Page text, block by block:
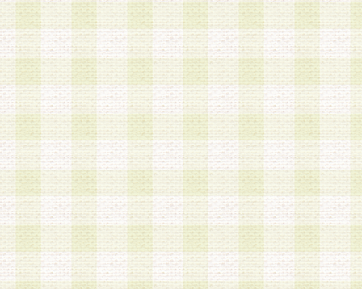
3.会員登録希望者が18歳未満、成年被後見人、被
人 である場合は、親権者などの法定代理人の同
録を行うものとします。なお、義務教育学齢に該
者については、登録時に 当社が別途定める方法
権者による承認手続きを行うものとします。
第3条 会員の登録方法
1.会員登録手続きは、会員登録希望者本人が行う
る登録は一切認められないものとします。
2.会員登録希望者は、本規約に同意の後、当社指
画 面」において、当社が指定する必要事項を入
を行うものとします。当社は、会員登録を承認し
会員として本サービスを 受けるためのログイン
を付与します。